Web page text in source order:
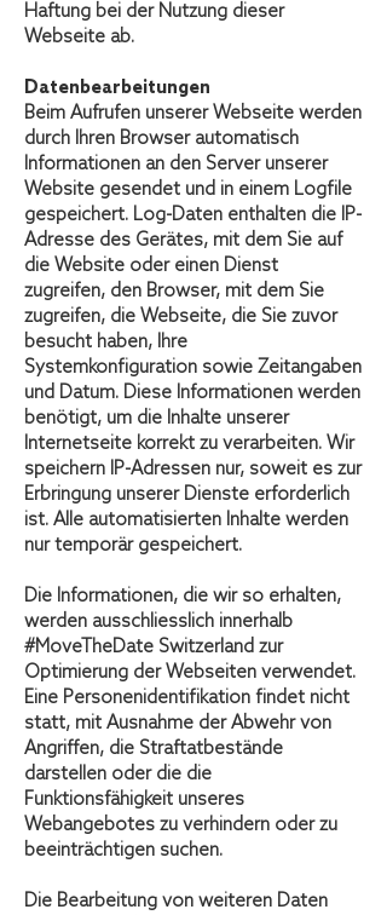
Haftung bei der Nutzung dieser
Webseite ab.
Datenbearbeitungen
Beim Aufrufen unserer Webseite werden
durch Ihren Browser automatisch
Informationen an den Server unserer
Website gesendet und in einem Logfile
gespeichert. Log-Daten enthalten die IP-
Adresse des Gerätes, mit dem Sie auf
die Website oder einen Dienst
zugreifen, den Browser, mit dem Sie
zugreifen, die Webseite, die Sie zuvor
besucht haben, Ihre
Systemkonfiguration sowie Zeitangaben
und Datum. Diese Informationen werden
benötigt, um die Inhalte unserer
Internetseite korrekt zu verarbeiten. Wir
speichern IP-Adressen nur, soweit es zur
Erbringung unserer Dienste erforderlich
ist. Alle automatisierten Inhalte werden
nur temporär gespeichert.
Die Informationen, die wir so erhalten,
werden ausschliesslich innerhalb
#MoveTheDate Switzerland zur
Optimierung der Webseiten verwendet.
Eine Personenidentifikation findet nicht
statt, mit Ausnahme der Abwehr von
Angriffen, die Straftatbestände
darstellen oder die die
Funktionsfähigkeit unseres
Webangebotes zu verhindern oder zu
beeinträchtigen suchen.
Die Bearbeitung von weiteren Daten